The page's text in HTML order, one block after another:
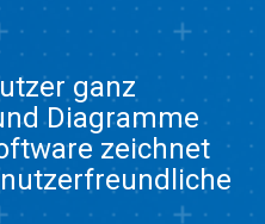
ganz
Diagramme
zeichnet